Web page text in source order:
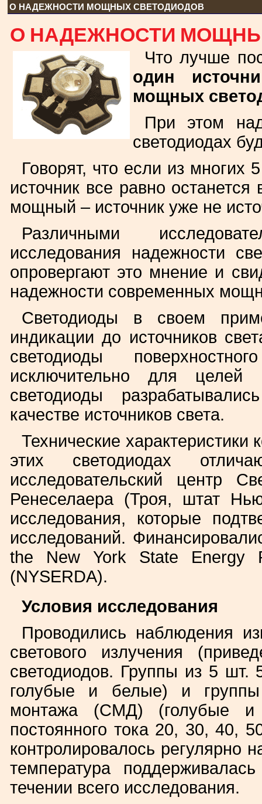
О НАДЕЖНОСТИ МОЩНЫХ СВЕТОДИОДОВ
О НАДЕЖНОСТИ
Что лучше
один
мощных
При этом
светодиодах
Говорят, что если из многих
источник все равно
мощный – источник уже не
Различными
исследования надежности
опровергают это мнение и
надежности современных
Светодиоды в своем
индикации до источников
светодиоды
исключительно для
светодиоды
качестве источников света.
Технические
этих светодиодах
исследовательский центр
Ренеселаера (Троя, штат
исследования, которые
исследований.
the New York State Energy
(NYSERDA).
Условия исследования
Проводились наблюдения
светового излучения
светодиодов. Группы из 5 шт.
голубые и белые) и группы
монтажа (СМД) (голубые и
постоянного тока 20, 30, 40,
контролировалось регулярно
температура
течении всего исследования.